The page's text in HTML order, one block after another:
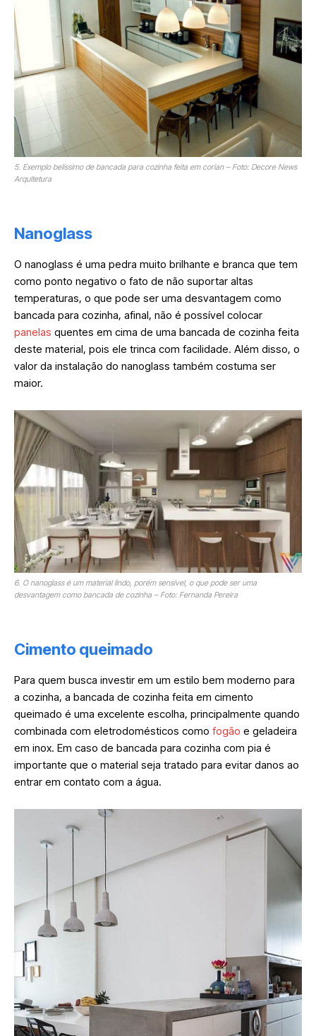
5. Exemplo belíssimo de bancada para cozinha feita em corian – Foto: Decore News
Arquitetura
Nanoglass
O nanoglass é uma pedra muito brilhante e branca que tem
como ponto negativo o fato de não suportar altas
temperaturas, o que pode ser uma desvantagem como
bancada para cozinha, afinal, não é possível colocar
panelas quentes em cima de uma bancada de cozinha feita
deste material, pois ele trinca com facilidade. Além disso, o
valor da instalação do nanoglass também costuma ser
maior.
6. O nanoglass é um material lindo, porém sensível, o que pode ser uma
desvantagem como bancada de cozinha – Foto: Fernanda Pereira
Cimento queimado
Para quem busca investir em um estilo bem moderno para
a cozinha, a bancada de cozinha feita em cimento
queimado é uma excelente escolha, principalmente quando
combinada com eletrodomésticos como fogão e geladeira
em inox. Em caso de bancada para cozinha com pia é
importante que o material seja tratado para evitar danos ao
entrar em contato com a água.